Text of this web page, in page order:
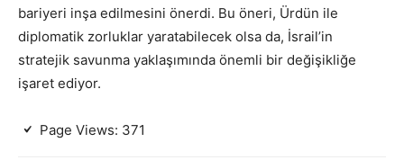
bariyeri inşa edilmesini önerdi. Bu öneri, Ürdün ile
diplomatik zorluklar yaratabilecek olsa da, İsrail’in
stratejik savunma yaklaşımında önemli bir değişikliğe
işaret ediyor.
Page Views: 371